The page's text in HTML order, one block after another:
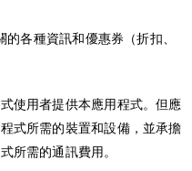
各種資訊和優惠券（折扣、
使用者提供本應用程式。但應
式所需的裝置和設備，並承擔
所需的通訊費用。